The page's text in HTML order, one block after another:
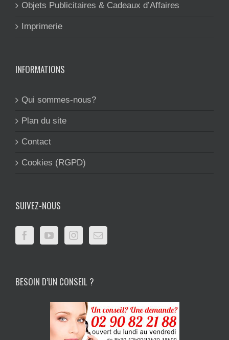
Objets Publicitaires & Cadeaux d’Affaires
Imprimerie
INFORMATIONS
Qui sommes-nous?
Plan du site
Contact
Cookies (RGPD)
SUIVEZ-NOUS
BESOIN D’UN CONSEIL ?